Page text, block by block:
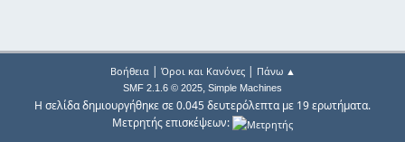
Βοήθεια| Όροι και Κανόνες| Πάνω ▲
SMF 2.1.6 © 2025, Simple Machines
Η σελίδα δημιουργήθηκε σε 0.045 δευτερόλεπτα με 19 ερωτήματα.
Μετρητής επισκέψεων: